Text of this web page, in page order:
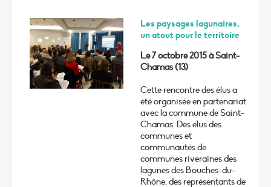
Les paysages lagunaires,
un atout pour le territoire
Le 7 octobre 2015 à Saint-
Chamas (13)
Cette rencontre des élus a
été organisée en partenariat
avec la commune de Saint-
Chamas. Des élus des
communes et
communautés de
communes riveraines des
lagunes des Bouches-du-
Rhône, des représentants de